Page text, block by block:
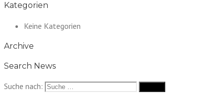
Kategorien
Keine Kategorien
Archive
Search News
Suche nach: